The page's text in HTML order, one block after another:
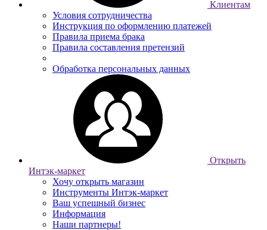
Клиентам
Условия сотрудничества
Инструкция по оформлению платежей
Правила приема брака
Правила составления претензий
Обработка персональных данных
Открыть
Интэк-маркет
Хочу открыть магазин
Инструменты Интэк-маркет
Ваш успешный бизнес
Информация
Наши партнеры!